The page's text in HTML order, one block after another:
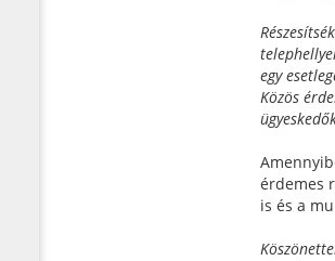
egy
Közös
érdemes
is és a